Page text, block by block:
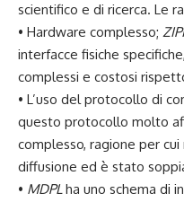
scientifico e di ricerca. Le
• Hardware complesso; ZIPI
interfacce fisiche
complessi e costosi
• L’uso del protocollo di
questo protocollo molto
complesso, ragione per
diffusione ed è stato
• MDPLha uno schema di